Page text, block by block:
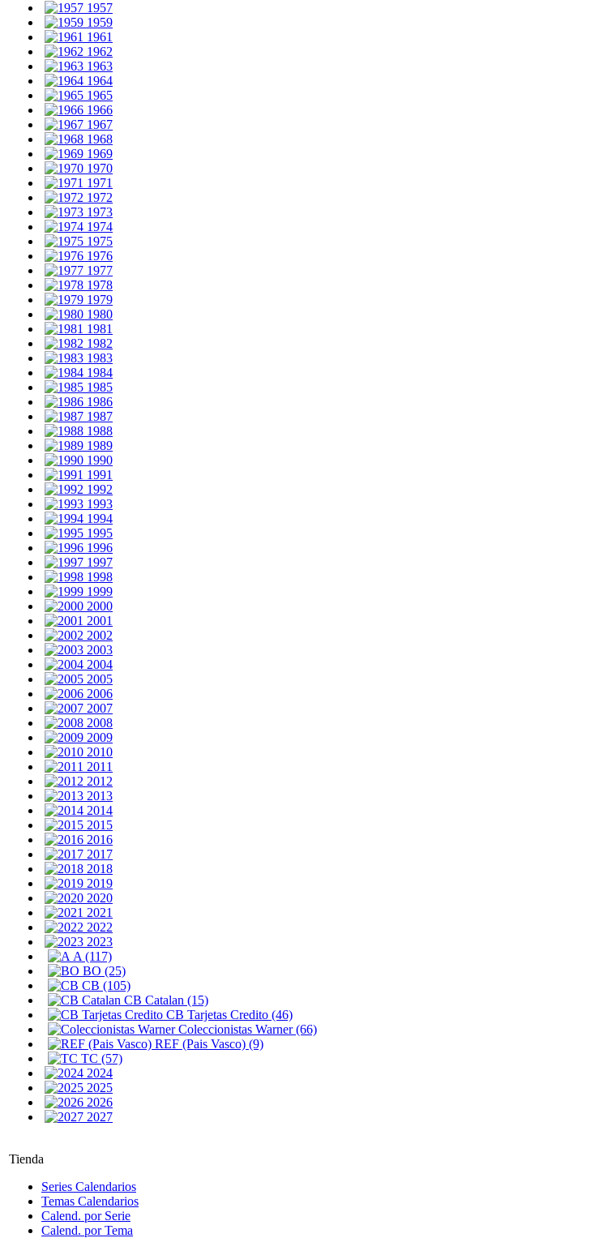
1957
1959
1961
1962
1963
1964
1965
1966
1967
1968
1969
1970
1971
1972
1973
1974
1975
1976
1977
1978
1979
1980
1981
1982
1983
1984
1985
1986
1987
1988
1989
1990
1991
1992
1993
1994
1995
1996
1997
1998
1999
2000
2001
2002
2003
2004
2005
2006
2007
2008
2009
2010
2011
2012
2013
2014
2015
2016
2017
2018
2019
2020
2021
2022
2023
A (117)
BO (25)
CB (105)
CB Catalan (15)
CB Tarjetas Credito (46)
Coleccionistas Warner (66)
REF (Pais Vasco) (9)
TC (57)
2024
2025
2026
2027
Tienda
Series Calendarios
Temas Calendarios
Calend. por Serie
Calend. por Tema